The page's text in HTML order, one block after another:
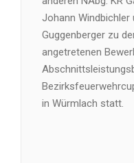
Johann Windbichler
Guggenberger zu
angetretenen
in Würmlach statt.